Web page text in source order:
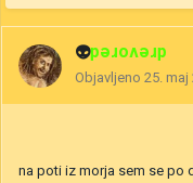
👽drevored
Objavljeno 25. maj
na poti iz morja sem se po